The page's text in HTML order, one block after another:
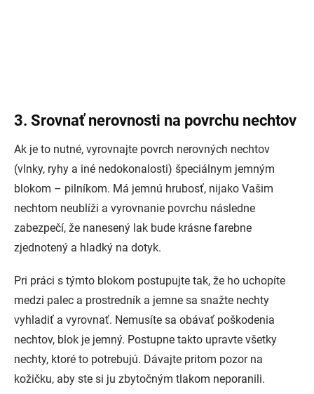
3. Srovnať nerovnosti na povrchu nechtov
Ak je to nutné, vyrovnajte povrch nerovných nechtov
(vlnky, ryhy a iné nedokonalosti) špeciálnym jemným
blokom – pilníkom. Má jemnú hrubosť, nijako Vašim
nechtom neublíži a vyrovnanie povrchu následne
zabezpečí, že nanesený lak bude krásne farebne
zjednotený a hladký na dotyk.
Pri práci s týmto blokom postupujte tak, že ho uchopíte
medzi palec a prostredník a jemne sa snažte nechty
vyhladiť a vyrovnať. Nemusíte sa obávať poškodenia
nechtov, blok je jemný. Postupne takto upravte všetky
nechty, ktoré to potrebujú. Dávajte pritom pozor na
kožičku, aby ste si ju zbytočným tlakom neporanili.